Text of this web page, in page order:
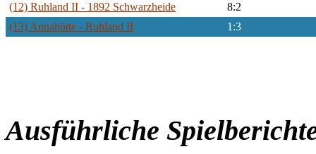
(12) Ruhland II - 1892 Schwarzheide
8:2
(13) Annahütte - Ruhland II
1:3
Ausführliche